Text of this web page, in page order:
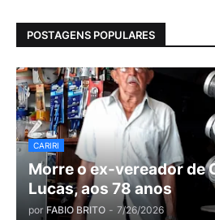
POSTAGENS POPULARES
CARIRI
Morre o ex-vereador de
Lucas, aos 78 anos
por FABIO BRITO - 7/26/2026